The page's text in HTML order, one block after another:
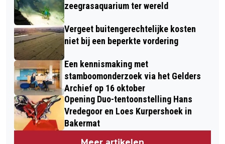
zeegrasaquarium ter wereld
Vergeet buitengerechtelijke kosten
niet bij een beperkte vordering
Een kennismaking met
stamboomonderzoek via het Gelders
Archief op 16 oktober
Opening Duo-tentoonstelling Hans
Vredegoor en Loes Kurpershoek in
Bakermat